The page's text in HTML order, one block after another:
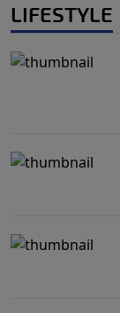
LIFESTYLE